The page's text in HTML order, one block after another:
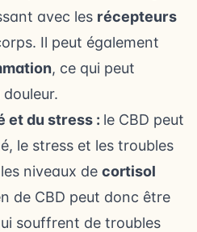
avec les récepteurs
Il peut également
, ce qui peut
et du stress : le CBD peut
le stress et les troubles
niveaux de cortisol
de CBD peut donc être
souffrent de troubles